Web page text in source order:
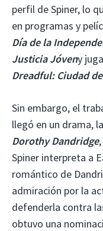
perfil de Spiner, lo
en programas y
Día de la
Justicia Jóveny
Dreadful: Ciudad
Sin embargo, el
llegó en un drama,
Dorothy Dandridge
Spiner interpreta a
romántico de
admiración por la
defenderla contra
obtuvo una